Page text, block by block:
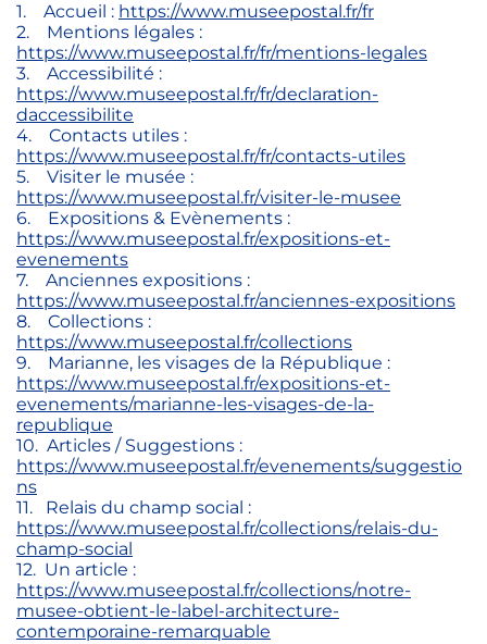
1. Accueil : https://www.museepostal.fr/fr
2. Mentions légales :
https://www.museepostal.fr/fr/mentions-legales
3. Accessibilité :
https://www.museepostal.fr/fr/declaration-
daccessibilite
4. Contacts utiles :
https://www.museepostal.fr/fr/contacts-utiles
5. Visiter le musée :
https://www.museepostal.fr/visiter-le-musee
6. Expositions & Evènements :
https://www.museepostal.fr/expositions-et-
evenements
7. Anciennes expositions :
https://www.museepostal.fr/anciennes-expositions
8. Collections :
https://www.museepostal.fr/collections
9. Marianne, les visages de la République :
https://www.museepostal.fr/expositions-et-
evenements/marianne-les-visages-de-la-
republique
10. Articles / Suggestions :
https://www.museepostal.fr/evenements/suggestio
ns
11. Relais du champ social :
https://www.museepostal.fr/collections/relais-du-
champ-social
12. Un article :
https://www.museepostal.fr/collections/notre-
musee-obtient-le-label-architecture-
contemporaine-remarquable